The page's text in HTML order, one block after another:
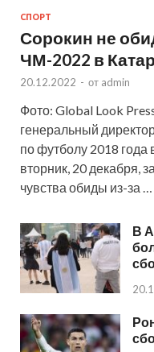
СПОРТ
Сорокин не
ЧМ-2022 в
20.12.2022 - от admin
Фото: Global Look
генеральный
по футболу 2018
вторник, 20 декабря,
чувства обиды из-за …
В